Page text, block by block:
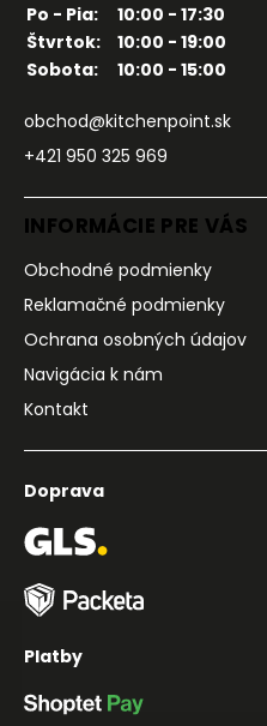
Po - Pia:
10:00 - 17:30
Štvrtok:
10:00 - 19:00
Sobota:
10:00 - 15:00
obchod@kitchenpoint.sk
+421 950 325 969
INFORMÁCIE PRE VÁS
Obchodné podmienky
Reklamačné podmienky
Ochrana osobných údajov
Navigácia k nám
Kontakt
Doprava
Platby